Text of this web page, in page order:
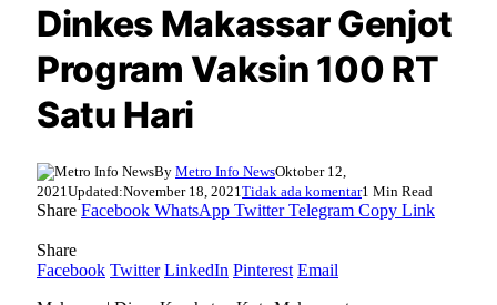
Dinkes Makassar Genjot
Program Vaksin 100 RT
Satu Hari
By Metro Info NewsOktober 12,
2021 Updated:November 18, 2021 Tidak ada komentar1 Min Read
Share Facebook WhatsApp Twitter Telegram Copy Link
Share
Facebook Twitter LinkedIn Pinterest Email